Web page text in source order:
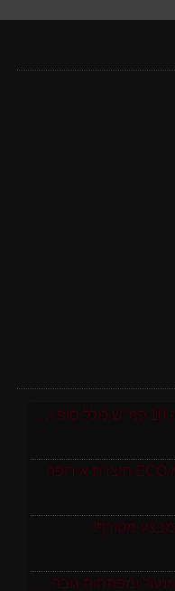
חבילת 1 מטר פסי האטה 10 קמ''ש כולל סופיות מפלסטיק
מחסום חניה פרטי כולל מנעול ומפתחות גובה 70 ס"מ